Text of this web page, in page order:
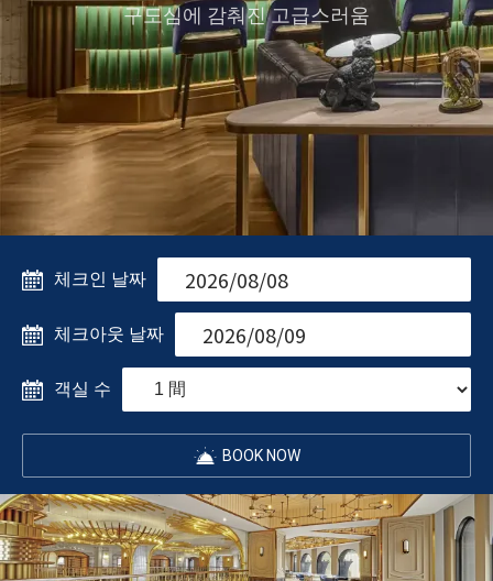
구도심에 감춰진 고급스러움
체크인 날짜
체크아웃 날짜
객실 수
BOOK NOW